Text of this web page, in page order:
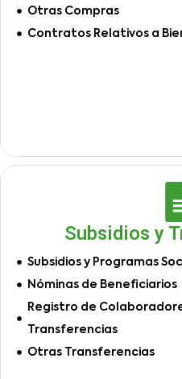
Otras Compras
Contratos Relativos a
Subsidios y
Subsidios y Programas
Nóminas de Beneficiarios
Registro de
Transferencias
Otras Transferencias